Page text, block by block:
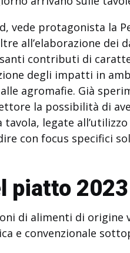
vede protagonista la
all’elaborazione dei
contributi di
degli impatti in
agromafie. Già
la possibilità di
tavola, legate
con focus specifici
piatto 2023
di alimenti di origine
e convenzionale